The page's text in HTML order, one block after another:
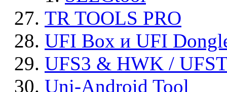
TR TOOLS PRO
UFI Box и UFI
UFS3 & HWK /
Uni-Android Tool